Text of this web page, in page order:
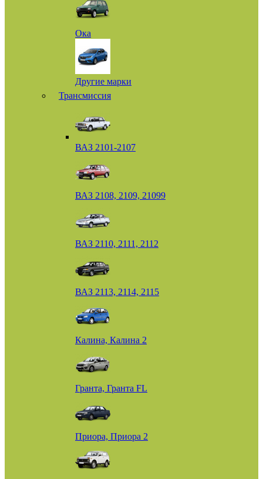
Ока
Другие марки
Трансмиссия
ВАЗ 2101-2107
ВАЗ 2108, 2109, 21099
ВАЗ 2110, 2111, 2112
ВАЗ 2113, 2114, 2115
Калина, Калина 2
Гранта, Гранта FL
Приора, Приора 2